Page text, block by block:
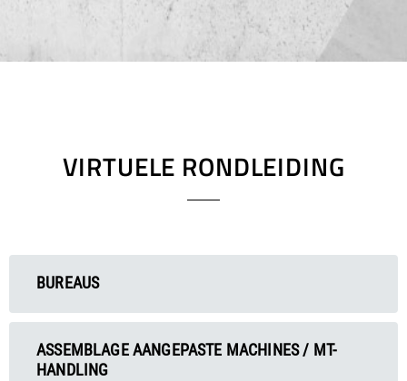
VIRTUELE RONDLEIDING
BUREAUS
ASSEMBLAGE AANGEPASTE MACHINES / MT-
HANDLING